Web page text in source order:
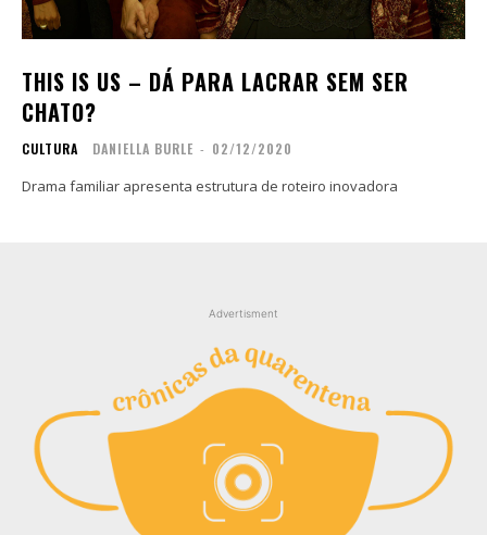
Zine
Autores
Sobre
Contato
Copyright © 2025 TREVOUS®. Todos os direitos
Zine
Autores
Sobre
Contato
Copyright © 2025 TREVOUS®. Todos os direitos
THIS IS US – DÁ PARA LACRAR SEM SER
CHATO?
CULTURA DANIELLA BURLE - 02/12/2020
Drama familiar apresenta estrutura de roteiro inovadora
Advertisment